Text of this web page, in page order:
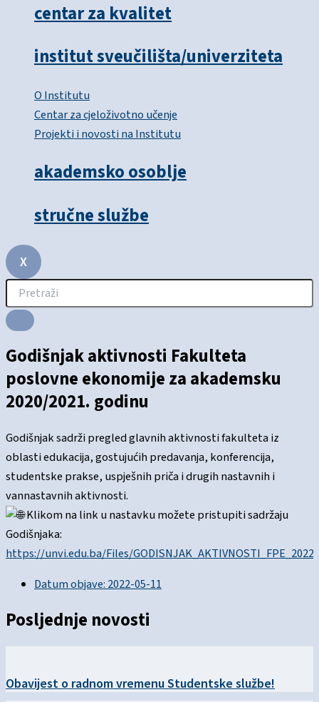
centar za kvalitet
institut sveučilišta/univerziteta
O Institutu
Centar za cjeloživotno učenje
Projekti i novosti na Institutu
akademsko osoblje
stručne službe
X
Godišnjak aktivnosti Fakulteta
poslovne ekonomije za akademsku
2020/2021. godinu
Godišnjak sadrži pregled glavnih aktivnosti fakulteta iz
oblasti edukacija, gostujućih predavanja, konferencija,
studentske prakse, uspješnih priča i drugih nastavnih i
vannastavnih aktivnosti.
Klikom na link u nastavku možete pristupiti sadržaju
Godišnjaka:
https://unvi.edu.ba/Files/
Datum objave:2022-05-11
Posljednje novosti
Obavijest o radnom vremenu Studentske službe!